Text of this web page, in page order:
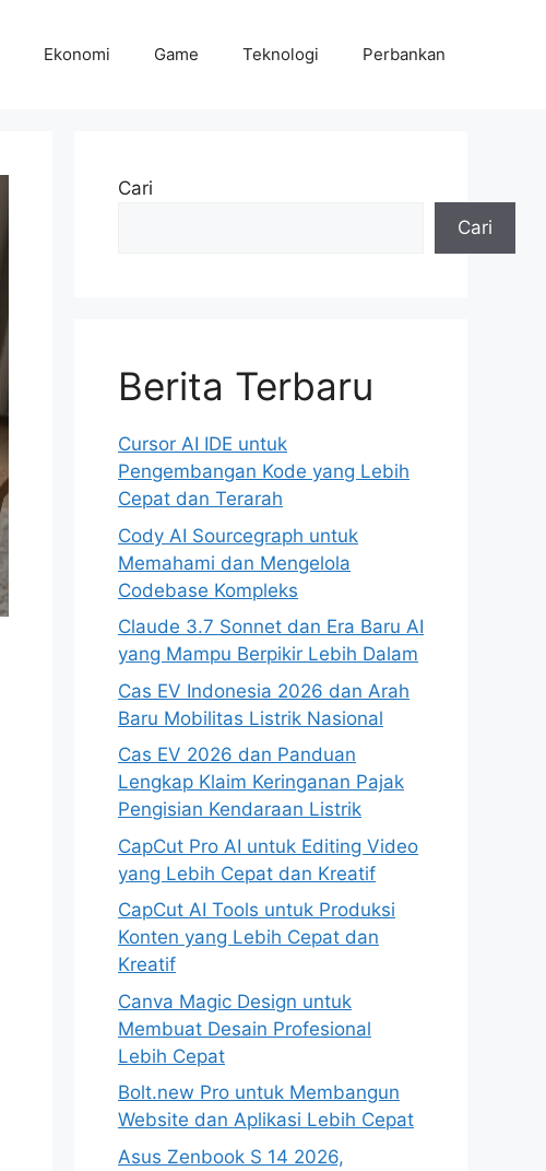
Ekonomi Game Teknologi Perbankan
Cari
Cari
Berita Terbaru
Cursor AI IDE untuk
Pengembangan Kode yang Lebih
Cepat dan Terarah
Cody AI Sourcegraph untuk
Memahami dan Mengelola
Codebase Kompleks
Claude 3.7 Sonnet dan Era Baru AI
yang Mampu Berpikir Lebih Dalam
Cas EV Indonesia 2026 dan Arah
Baru Mobilitas Listrik Nasional
Cas EV 2026 dan Panduan
Lengkap Klaim Keringanan Pajak
Pengisian Kendaraan Listrik
CapCut Pro AI untuk Editing Video
yang Lebih Cepat dan Kreatif
CapCut AI Tools untuk Produksi
Konten yang Lebih Cepat dan
Kreatif
Canva Magic Design untuk
Membuat Desain Profesional
Lebih Cepat
Bolt.new Pro untuk Membangun
Website dan Aplikasi Lebih Cepat
Asus Zenbook S 14 2026,